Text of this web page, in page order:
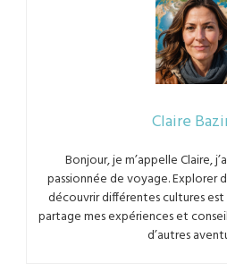
Claire
Bonjour, je m’appelle Claire,
passionnée de voyage. Explorer
découvrir différentes cultures est
partage mes expériences et
d’autres